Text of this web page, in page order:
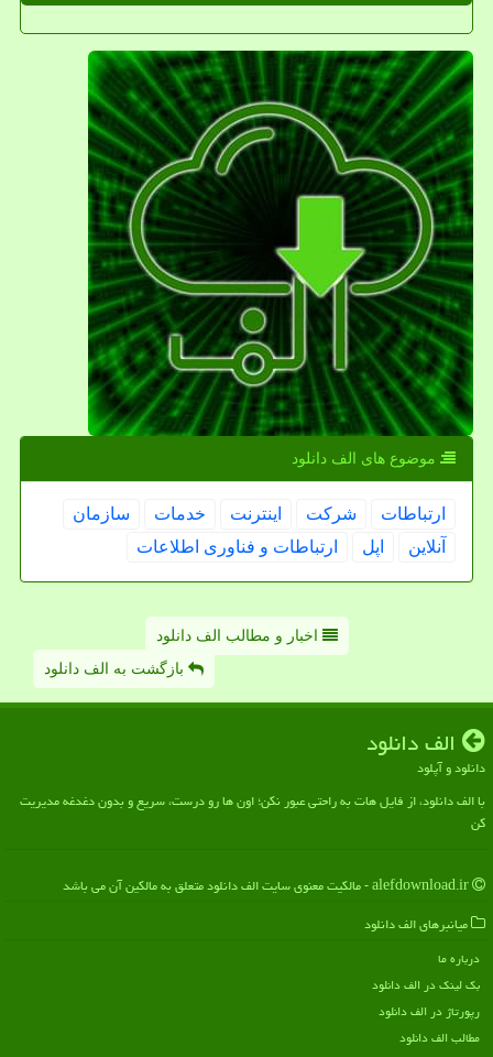
موضوع های الف دانلود
ارتباطات شركت اینترنت خدمات
سازمان
آنلاین
اپل ارتباطات و فناوری اطلاعات
اخبار و مطالب الف دانلود
بازگشت به الف دانلود
الف دانلود
دانلود و آپلود
با الف دانلود، از فایل هات به راحتی عبور نکن؛ اون ها رو درست، سریع و بدون دغدغه مدیریت
کن
میانبرهای الف دانلود
درباره ما
بک لینک در الف دانلود
رپورتاژ در الف دانلود
مطالب الف دانلود